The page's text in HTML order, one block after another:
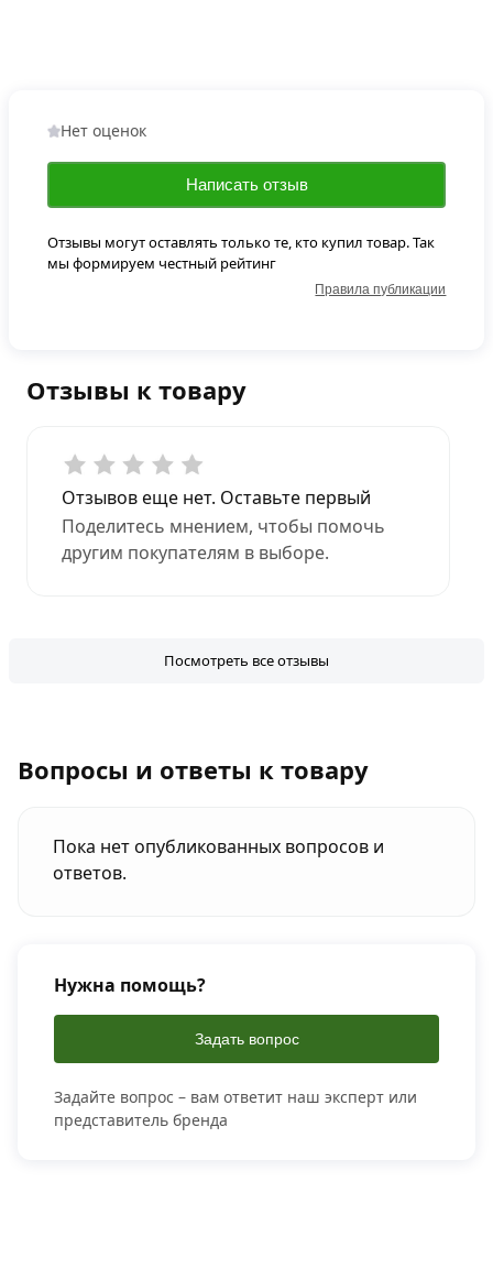
Отзывы к товару
Отзывов еще нет. Оставьте первый
Поделитесь мнением, чтобы помочь
другим покупателям в выборе.
Посмотреть все отзывы
Нет оценок
Написать отзыв
Отзывы могут оставлять только те, кто купил товар. Так
мы формируем честный рейтинг
Правила публикации
Вопросы и ответы к товару
Пока нет опубликованных вопросов и
ответов.
Нужна помощь?
Задать вопрос
Задайте вопрос – вам ответит наш эксперт или
представитель бренда